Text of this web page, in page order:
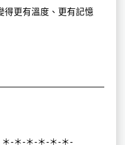
得更有溫度、更有記憶
-＊-＊-＊-＊-＊-